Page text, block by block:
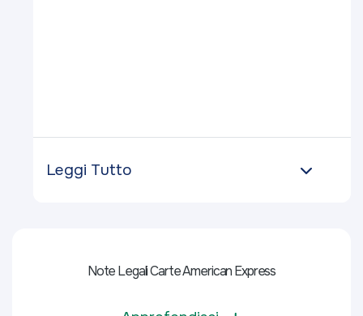
Leggi Tutto
Note Legali Carte American Express